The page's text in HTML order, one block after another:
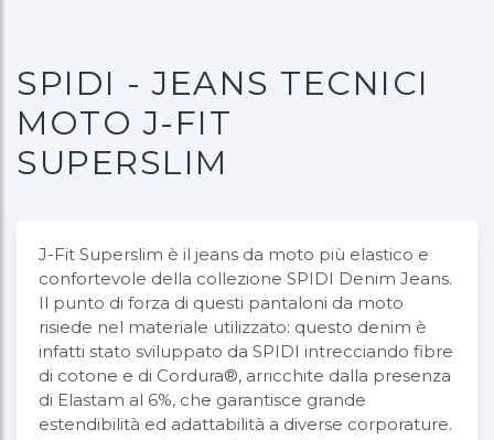
SPIDI - JEANS TECNICI
MOTO J-FIT
SUPERSLIM
J-Fit Superslim è il jeans da moto più elastico e
confortevole della collezione SPIDI Denim Jeans.
Il punto di forza di questi pantaloni da moto
risiede nel materiale utilizzato: questo denim è
infatti stato sviluppato da SPIDI intrecciando fibre
di cotone e di Cordura®, arricchite dalla presenza
di Elastam al 6%, che garantisce grande
estendibilità ed adattabilità a diverse corporature.